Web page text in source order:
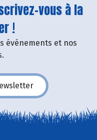
vous à la
!
événements et nos